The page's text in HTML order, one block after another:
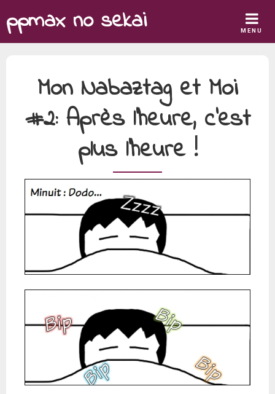
to
content
ppmax no sekai MENU
Mon Nabaztag et Moi
#2: Après l’heure, c’est
plus l’heure !